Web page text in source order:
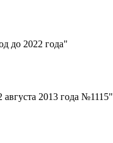
до 2022 года"
2013 года №1115"